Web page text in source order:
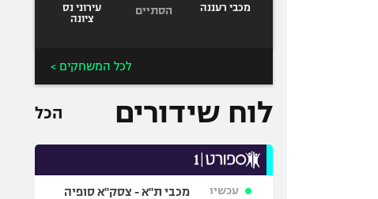
מכבי רעננה הסתיים
עירוני נס
ציונה
לכל המשחקים >
לוח שידורים הכל
עכשיו מכבי ת"א - צסק"א סופיה